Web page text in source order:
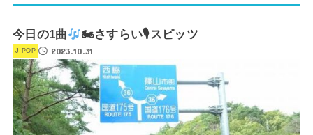
今日の1曲 🏍さすらい🎙スピッツ
J-POP 2023.10.31